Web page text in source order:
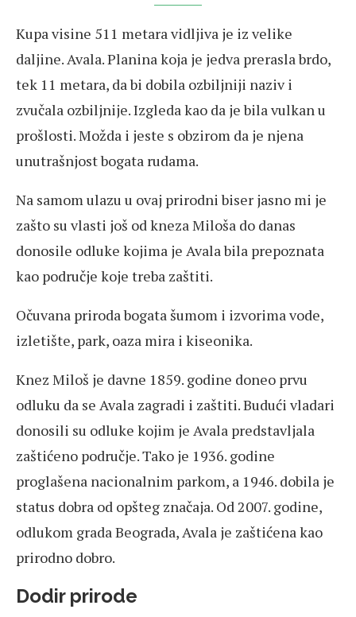
Kupa visine 511 metara vidljiva je iz velike
daljine. Avala. Planina koja je jedva prerasla brdo,
tek 11 metara, da bi dobila ozbiljniji naziv i
zvučala ozbiljnije. Izgleda kao da je bila vulkan u
prošlosti. Možda i jeste s obzirom da je njena
unutrašnjost bogata rudama.
Na samom ulazu u ovaj prirodni biser jasno mi je
zašto su vlasti još od kneza Miloša do danas
donosile odluke kojima je Avala bila prepoznata
kao područje koje treba zaštiti.
Očuvana priroda bogata šumom i izvorima vode,
izletište, park, oaza mira i kiseonika.
Knez Miloš je davne 1859. godine doneo prvu
odluku da se Avala zagradi i zaštiti. Budući vladari
donosili su odluke kojim je Avala predstavljala
zaštićeno područje. Tako je 1936. godine
proglašena nacionalnim parkom, a 1946. dobila je
status dobra od opšteg značaja. Od 2007. godine,
odlukom grada Beograda, Avala je zaštićena kao
prirodno dobro.
Dodir prirode